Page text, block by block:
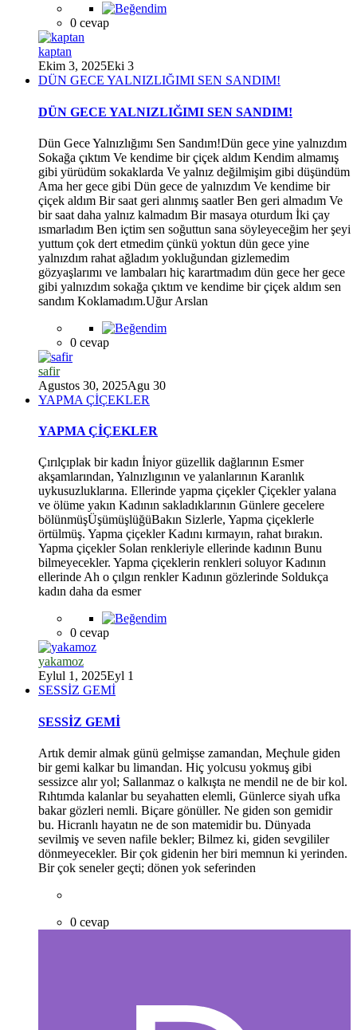
0 cevap
kaptan
Ekim 3, 2025Eki 3
DÜN GECE YALNIZLIĞIMI SEN SANDIM!
DÜN GECE YALNIZLIĞIMI SEN SANDIM!
Dün Gece Yalnızlığımı Sen Sandım!Dün gece yine yalnızdım
Sokağa çıktım Ve kendime bir çiçek aldım Kendim almamış
gibi yürüdüm sokaklarda Ve yalnız değilmişim gibi düşündüm
Ama her gece gibi Dün gece de yalnızdım Ve kendime bir
çiçek aldım Bir saat geri alınmış saatler Ben geri almadım Ve
bir saat daha yalnız kalmadım Bir masaya oturdum İki çay
ısmarladım Ben içtim sen soğuttun sana söyleyeceğim her şeyi
yuttum çok dert etmedim çünkü yoktun dün gece yine
yalnızdım rahat ağladım yokluğundan gizlemedim
gözyaşlarımı ve lambaları hiç karartmadım dün gece her gece
gibi yalnızdım sokağa çıktım ve kendime bir çiçek aldım sen
sandım Koklamadım.Uğur Arslan
0 cevap
safir
Agustos 30, 2025Agu 30
YAPMA ÇİÇEKLER
YAPMA ÇİÇEKLER
Çırılçıplak bir kadın İniyor güzellik dağlarının Esmer
akşamlarından, Yalnızlıgının ve yalanlarının Karanlık
uykusuzluklarına. Ellerinde yapma çiçekler Çiçekler yalana
ve ölüme yakın Kadının sakladıklarının Günlere gecelere
bölünmüşÜşümüşlüğüBakın Sizlerle, Yapma çiçeklerle
örtülmüş. Yapma çiçekler Kadını kırmayın, rahat bırakın.
Yapma çiçekler Solan renkleriyle ellerinde kadının Bunu
bilmeyecekler. Yapma çiçeklerin renkleri soluyor Kadının
ellerinde Ah o çılgın renkler Kadının gözlerinde Soldukça
kadın daha da esmer
0 cevap
yakamoz
Eylul 1, 2025Eyl 1
SESSİZ GEMİ
SESSİZ GEMİ
Artık demir almak günü gelmişse zamandan, Meçhule giden
bir gemi kalkar bu limandan. Hiç yolcusu yokmuş gibi
sessizce alır yol; Sallanmaz o kalkışta ne mendil ne de bir kol.
Rıhtımda kalanlar bu seyahatten elemli, Günlerce siyah ufka
bakar gözleri nemli. Biçare gönüller. Ne giden son gemidir
bu. Hicranlı hayatın ne de son matemidir bu. Dünyada
sevilmiş ve seven nafile bekler; Bilmez ki, giden sevgililer
dönmeyecekler. Bir çok gidenin her biri memnun ki yerinden.
Bir çok seneler geçti; dönen yok seferinden
0 cevap
*
*
*